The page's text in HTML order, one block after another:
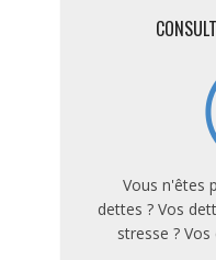
Vous n'êtes
dettes ? Vos
stresse ?